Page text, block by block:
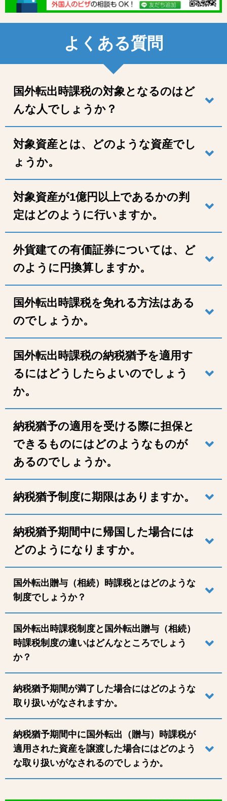
よくある質問
国外転出時課税の対象となるのはど
んな人でしょうか？
対象資産とは、どのような資産でし
ょうか。
対象資産が1億円以上であるかの判
定はどのように行いますか。
外貨建ての有価証券については、ど
のように円換算しますか。
国外転出時課税を免れる方法はある
のでしょうか。
国外転出時課税の納税猶予を適用す
るにはどうしたらよいのでしょう
か。
納税猶予の適用を受ける際に担保と
できるものにはどのようなものが
あるのでしょうか。
納税猶予制度に期限はありますか。
納税猶予期間中に帰国した場合には
どのようになりますか。
国外転出贈与（相続）時課税とはどのような
制度でしょうか？
国外転出時課税制度と国外転出贈与（相続）
時課税制度の違いはどんなところでしょう
か？
納税猶予期間が満了した場合にはどのような
取り扱いがなされますか。
納税猶予期間中に国外転出（贈与）時課税が
適用された資産を譲渡した場合にはどのよう
な取り扱いがなされるのでしょうか。